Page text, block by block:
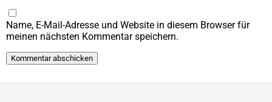
Name, E-Mail-Adresse und Website in diesem Browser für
meinen nächsten Kommentar speichern.